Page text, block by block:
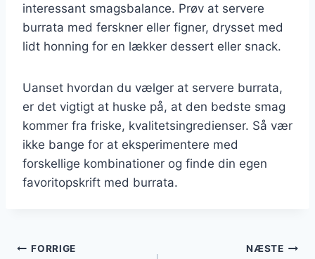
interessant smagsbalance. Prøv at servere
burrata med ferskner eller figner, drysset med
lidt honning for en lækker dessert eller snack.
Uanset hvordan du vælger at servere burrata,
er det vigtigt at huske på, at den bedste smag
kommer fra friske, kvalitetsingredienser. Så vær
ikke bange for at eksperimentere med
forskellige kombinationer og finde din egen
favoritopskrift med burrata.
Indlægsnavigation
FORRIGE NÆSTE